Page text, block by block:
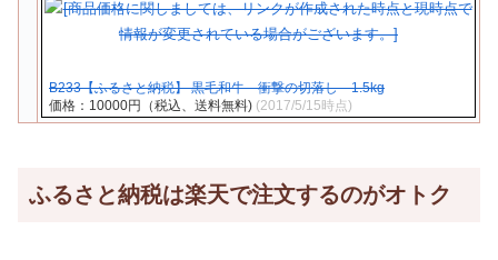
B233【ふるさと納税】 黒毛和牛 衝撃の切落し 1.5kg
価格：10000円（税込、送料無料) (2017/5/15時点)
ふるさと納税は楽天で注文するのがオトク